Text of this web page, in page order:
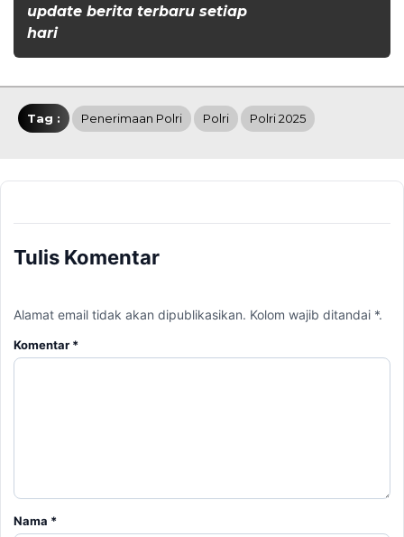
update berita terbaru setiap
hari
Tag : Penerimaan Polri Polri Polri 2025
Tulis Komentar